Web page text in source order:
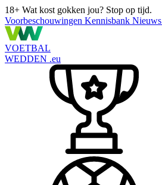
18+ Wat kost gokken jou? Stop op tijd.
Voorbeschouwingen Kennisbank Nieuws
VOETBAL
WEDDEN .eu